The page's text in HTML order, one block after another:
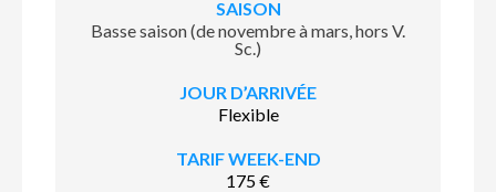
END
Basse saison (de novembre à mars, hors V.
Sc.)
Flexible
175 €